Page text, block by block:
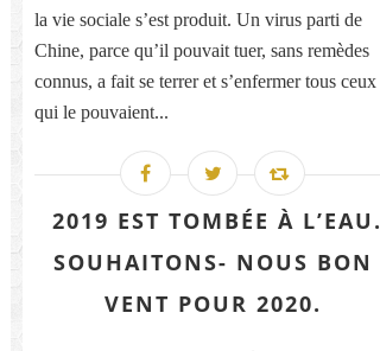
la vie sociale s’est produit. Un virus parti de
Chine, parce qu’il pouvait tuer, sans remèdes
connus, a fait se terrer et s’enfermer tous ceux
qui le pouvaient...
2019 EST TOMBÉE À L’EAU.
SOUHAITONS- NOUS BON
VENT POUR 2020.